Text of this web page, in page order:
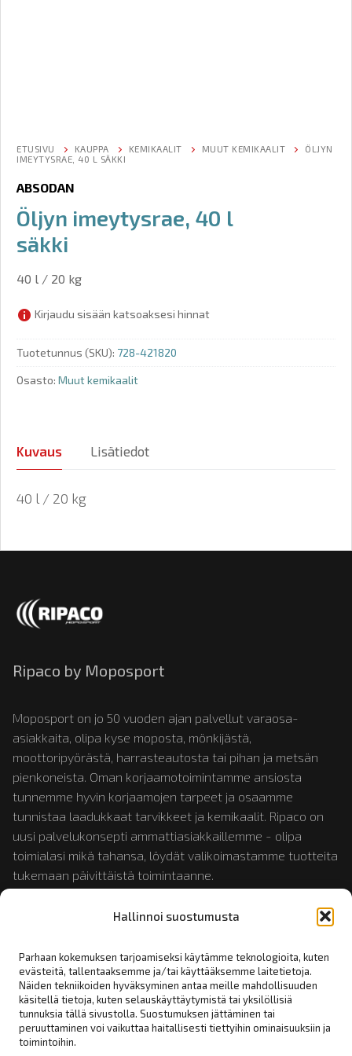
Hallinnoi suostumusta
Parhaan kokemuksen tarjoamiseksi käytämme teknologioita, kuten
evästeitä, tallentaaksemme ja/tai käyttääksemme laitetietoja.
Näiden tekniikoiden hyväksyminen antaa meille mahdollisuuden
käsitellä tietoja, kuten selauskäyttäytymistä tai yksilöllisiä
tunnuksia tällä sivustolla. Suostumuksen jättäminen tai
peruuttaminen voi vaikuttaa haitallisesti tiettyihin ominaisuuksiin ja
toimintoihin.
ETUSIVU KAUPPA KEMIKAALIT MUUT KEMIKAALIT
ÖLJYN
IMEYTYSRAE, 40 L SÄKKI
ABSODAN
Öljyn imeytysrae, 40 l
säkki
40 l / 20 kg
Kirjaudu sisään katsoaksesi hinnat
Tuotetunnus (SKU): 728-421820
Osasto: Muut kemikaalit
Kuvaus Lisätiedot
40 l / 20 kg
Ripaco by Moposport
Moposport on jo 50 vuoden ajan palvellut varaosa-
asiakkaita, olipa kyse moposta, mönkijästä,
moottoripyörästä, harrasteautosta tai pihan ja metsän
pienkoneista. Oman korjaamotoimintamme ansiosta
tunnemme hyvin korjaamojen tarpeet ja osaamme
tunnistaa laadukkaat tarvikkeet ja kemikaalit. Ripaco on
uusi palvelukonsepti ammattiasiakkaillemme - olipa
toimialasi mikä tahansa, löydät valikoimastamme tuotteita
tukemaan päivittäistä toimintaanne.
mopotukku.fijamoposport.fi
Linkit:
Yhteystiedot